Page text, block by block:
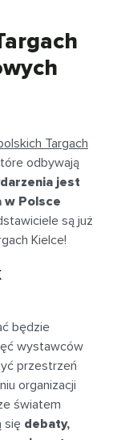
Targach
odbywają
jest
w Polsce
są już
Kielce!
będzie
wystawców
przestrzeń
organizacji
światem
się debaty,